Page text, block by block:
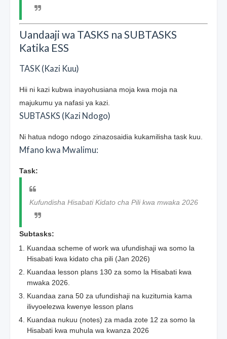
Uandaaji wa TASKS na SUBTASKS
Katika ESS
TASK (Kazi Kuu)
Hii ni kazi kubwa inayohusiana moja kwa moja na
majukumu ya nafasi ya kazi.
SUBTASKS (Kazi Ndogo)
Ni hatua ndogo ndogo zinazosaidia kukamilisha task kuu.
Mfano kwa Mwalimu:
Task:
Kufundisha Hisabati Kidato cha Pili kwa mwaka 2026
Subtasks:
Kuandaa scheme of work wa ufundishaji wa somo la
Hisabati kwa kidato cha pili (Jan 2026)
Kuandaa lesson plans 130 za somo la Hisabati kwa
mwaka 2026.
Kuandaa zana 50 za ufundishaji na kuzitumia kama
ilivyoelezwa kwenye lesson plans
Kuandaa nukuu (notes) za mada zote 12 za somo la
Hisabati kwa muhula wa kwanza 2026